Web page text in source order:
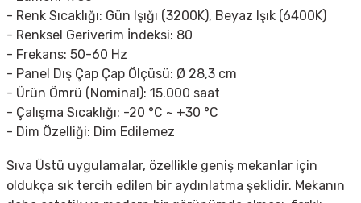
- Renk Sıcaklığı: Gün Işığı (3200K), Beyaz Işık (6400K)
- Renksel Geriverim İndeksi: 80
- Frekans: 50-60 Hz
- Panel Dış Çap Çap Ölçüsü: Ø 28,3 cm
- Ürün Ömrü (Nominal): 15.000 saat
- Çalışma Sıcaklığı: -20 °C ~ +30 °C
- Dim Özelliği: Dim Edilemez
Sıva Üstü uygulamalar, özellikle geniş mekanlar için
oldukça sık tercih edilen bir aydınlatma şeklidir. Mekanın